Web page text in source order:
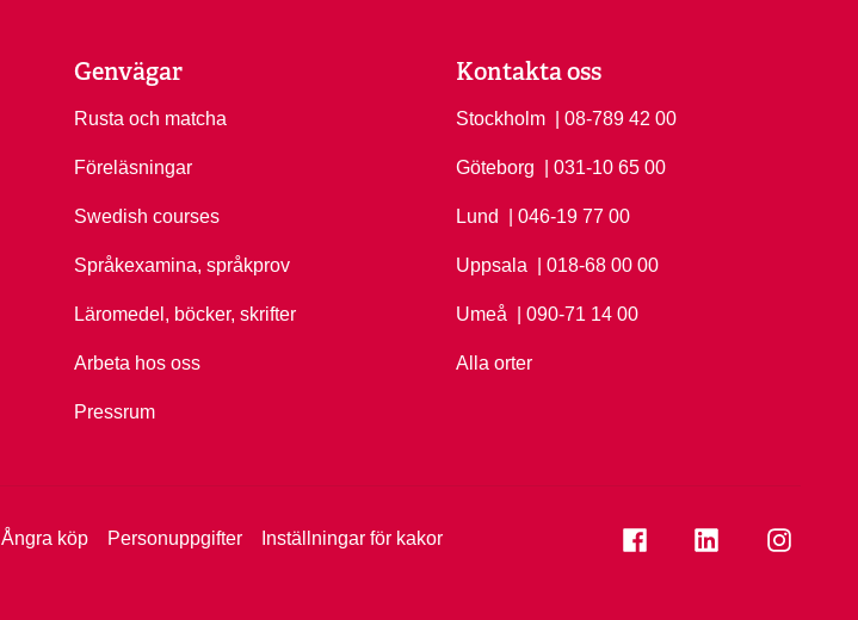
Genvägar
Rusta och matcha
Föreläsningar
Swedish courses
Språkexamina, språkprov
Läromedel, böcker, skrifter
Arbeta hos oss
Pressrum
Kontakta oss
Stockholm Ring Stockholm på
| 08-789 42 00
Göteborg Ring Göteborg på
| 031-10 65 00
Lund Ring Lund på
| 046-19 77 00
Uppsala Ring Uppsala på
| 018-68 00 00
Umeå Ring Umeå på
| 090-71 14 00
Alla orter
Ångra köp Personuppgifter Inställningar för kakor Se folkuniversitetet på
Se